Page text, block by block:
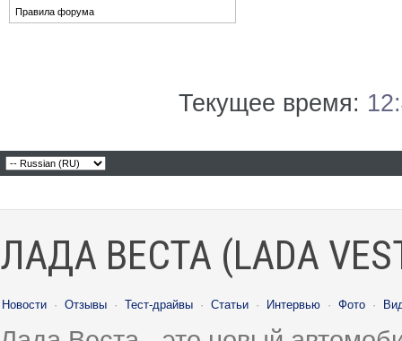
Правила форума
Текущее время:
ЛАДА ВЕСТА (LADA
Новости · Отзывы · Тест-драйвы · Статьи · Интервью · Фото ·